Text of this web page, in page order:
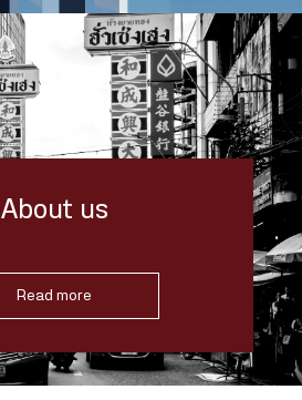
About us
Read more